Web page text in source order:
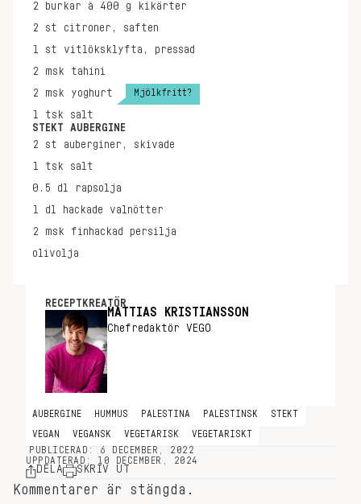
2
burkar à 400 g
kikärter
2 st
citroner, saften
1 st
vitlöksklyfta, pressad
2 msk
tahini
2 msk yoghurt Mjölkfritt?
1 tsk
salt
STEKT AUBERGINE
2 st
auberginer, skivade
1 tsk
salt
0.5 dl
rapsolja
1 dl
hackade valnötter
2 msk
finhackad persilja
olivolja
RECEPTKREATÖR
MATTIAS KRISTIANSSON
Chefredaktör VEGO
AUBERGINE HUMMUS PALESTINA PALESTINSK STEKT
VEGAN VEGANSK VEGETARISK
VEGETARISKT
PUBLICERAD: 6 DECEMBER, 2022
UPPDATERAD: 10 DECEMBER, 2024
DELA SKRIV UT
Kommentarer är stängda.